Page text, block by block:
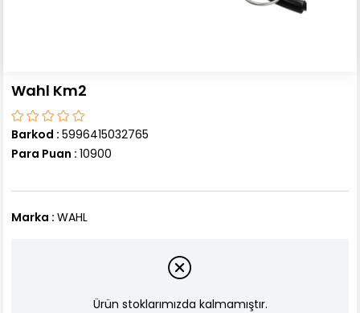
Wahl Km2
Barkod : 5996415032765
Para Puan : 10900
Marka : WAHL
Ürün stoklarımızda kalmamıştır.